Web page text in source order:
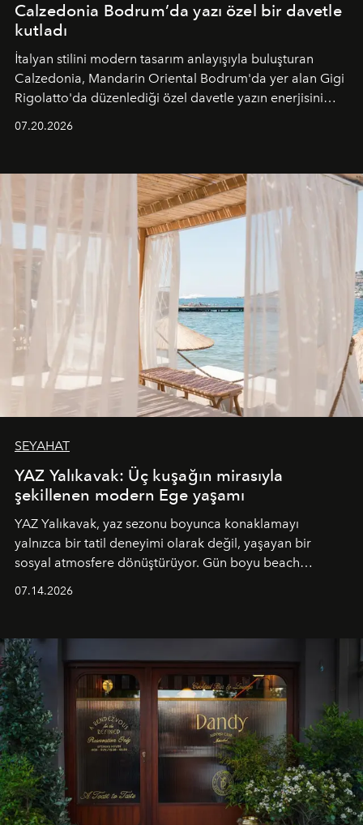
Calzedonia Bodrum’da yazı özel bir davetle
kutladı
İtalyan stilini modern tasarım anlayışıyla buluşturan
Calzedonia, Mandarin Oriental Bodrum'da yer alan Gigi
Rigolatto'da düzenlediği özel davetle yazın enerjisini
07.20.2026
SEYAHAT
YAZ Yalıkavak: Üç kuşağın mirasıyla
şekillenen modern Ege yaşamı
YAZ Yalıkavak, yaz sezonu boyunca konaklamayı
yalnızca bir tatil deneyimi olarak değil, yaşayan bir
sosyal atmosfere dönüştürüyor. Gün boyu beach
tematik gastronomi geceleri misafirlerle buluşuyor.
Paylaşıma, lezzete ve müziğe odaklanan bu özel
akşamlar, YAZ’ın sade lüks anlayışını gün batımından
geceye taşıyarak her hafta farklı bir deneyim sunuyor.
07.14.2026